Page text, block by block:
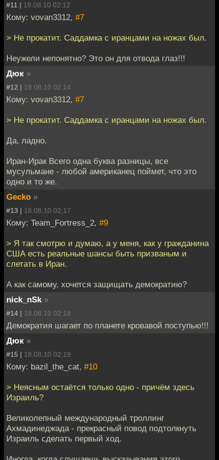
#11 | 18.08.10 02:12
Кому: vovan3312, #7
> Не прокатит. Саддамка с иранцами на ножах был.
Неужели непонятно? Это он для отвода глаз!!!
Дюк »
#12 | 18.08.10 02:14
Кому: vovan3312, #7
> Не прокатит. Саддамка с иранцами на ножах был.
Да, ладно.
Иран-Ирак Всего одна буква разницы, все
мусульмане - любой американец поймет, что это
одно и то же.
Gecko »
#13 | 18.08.10 02:17
Кому: Team_Fortress_2, #9
> Я так смотрю и думаю, а у меня, как у гражданина
США есть реальные шансы быть призваным и
слетать в Иран.
А как самому, хочется защищать демократию?
nick_nSk »
#14 | 18.08.10 02:18
Демократия шагает по планете кровавой поступью!!!
Дюк »
#15 | 18.08.10 02:19
Кому: bazil_the_cat, #10
> Неясным остаётся только одно - причём здесь
Израиль?
Великолепный международный троллинг
Ахмадинеджада - прекрасный повод подтолкнуть
Израиль сделать первый ход.